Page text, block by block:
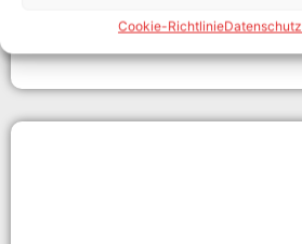
Cookie-RichtlinieDatenschutz
In den Warenkorb